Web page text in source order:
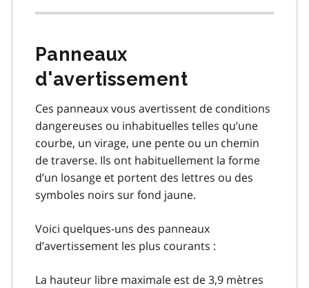
Panneaux
d'avertissement
Ces panneaux vous avertissent de conditions
dangereuses ou inhabituelles telles qu’une
courbe, un virage, une pente ou un chemin
de traverse. Ils ont habituellement la forme
d’un losange et portent des lettres ou des
symboles noirs sur fond jaune.
Voici quelques-uns des panneaux
d’avertissement les plus courants :
La hauteur libre maximale est de 3,9 mètres